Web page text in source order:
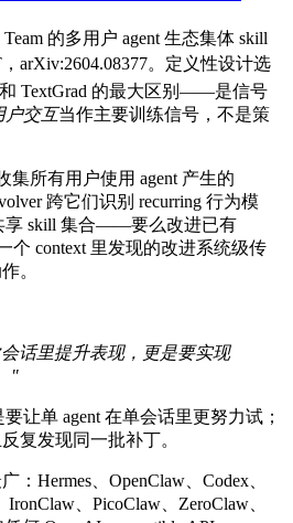
的多用户 agent 生态集体 skill
，arXiv:2604.08377。定义性设计选
TextGrad 的最大区别——是信号
户交互当作主要训练信号，不是策
集所有用户使用 agent 产生的
跨它们识别 recurring 行为模
享 skill 集合——要么改进已有
个 context 里发现的改进系统级传
。
话里提升表现，更是要实现
"
让单 agent 在单会话里更努力试；
复发现同一批补丁。
Hermes、OpenClaw、Codex、
IronClaw、PicoClaw、ZeroClaw、